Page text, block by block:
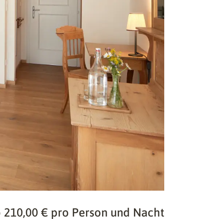
210,00 € pro Person und Nacht